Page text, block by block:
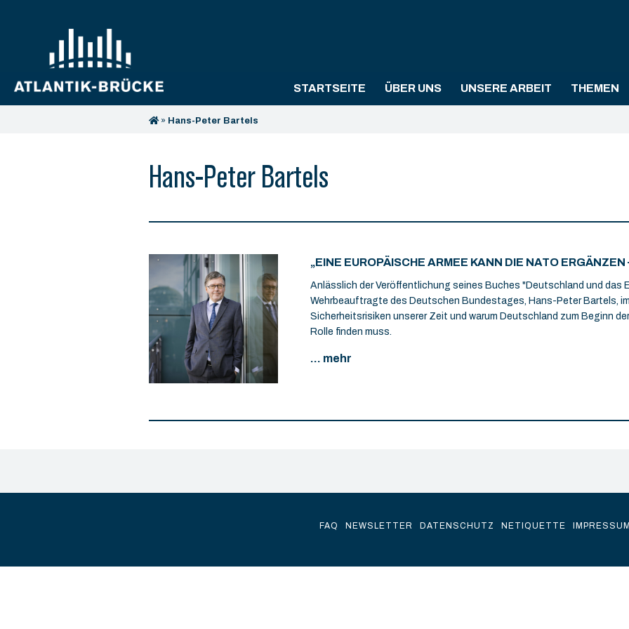
STARTSEITE ÜBER UNS UNSERE ARBEIT THEMEN
» Hans-Peter Bartels
Hans-Peter Bartels
„EINE EUROPÄISCHE ARMEE KANN DIE NATO
Anlässlich der Veröffentlichung seines Buches "Deutschland und das
Wehrbeauftragte des Deutschen Bundestages, Hans-Peter Bartels,
Sicherheitsrisiken unserer Zeit und warum Deutschland zum Beginn
Rolle finden muss.
... mehr
FAQ NEWSLETTER DATENSCHUTZ NETIQUETTE IMPRESSUM